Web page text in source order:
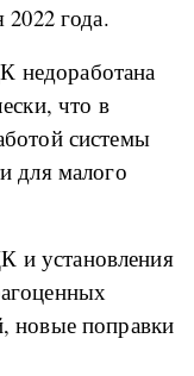
2022 года.
что в
системы
для малого
установления
новые поправки